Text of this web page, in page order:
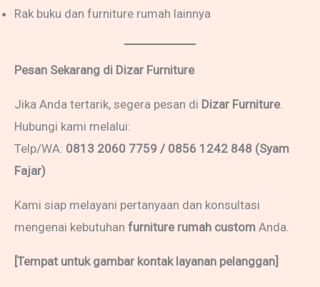
Rak buku dan furniture rumah lainnya
Pesan Sekarang di Dizar Furniture
Jika Anda tertarik, segera pesan di Dizar Furniture.
Hubungi kami melalui:
Telp/WA: 0813 2060 7759 / 0856 1242 848 (Syam
Fajar)
Kami siap melayani pertanyaan dan konsultasi
mengenai kebutuhan furniture rumah custom Anda.
[Tempat untuk gambar kontak layanan pelanggan]